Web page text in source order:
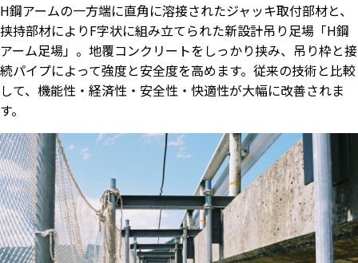
H鋼アームの一方端に直角に溶接されたジャッキ取付部材と、
挟持部材によりF字状に組み立てられた新設計吊り足場「H鋼
アーム足場」。地覆コンクリートをしっかり挟み、吊り枠と接
続パイプによって強度と安全度を高めます。従来の技術と比較
して、機能性・経済性・安全性・快適性が大幅に改善されま
す。